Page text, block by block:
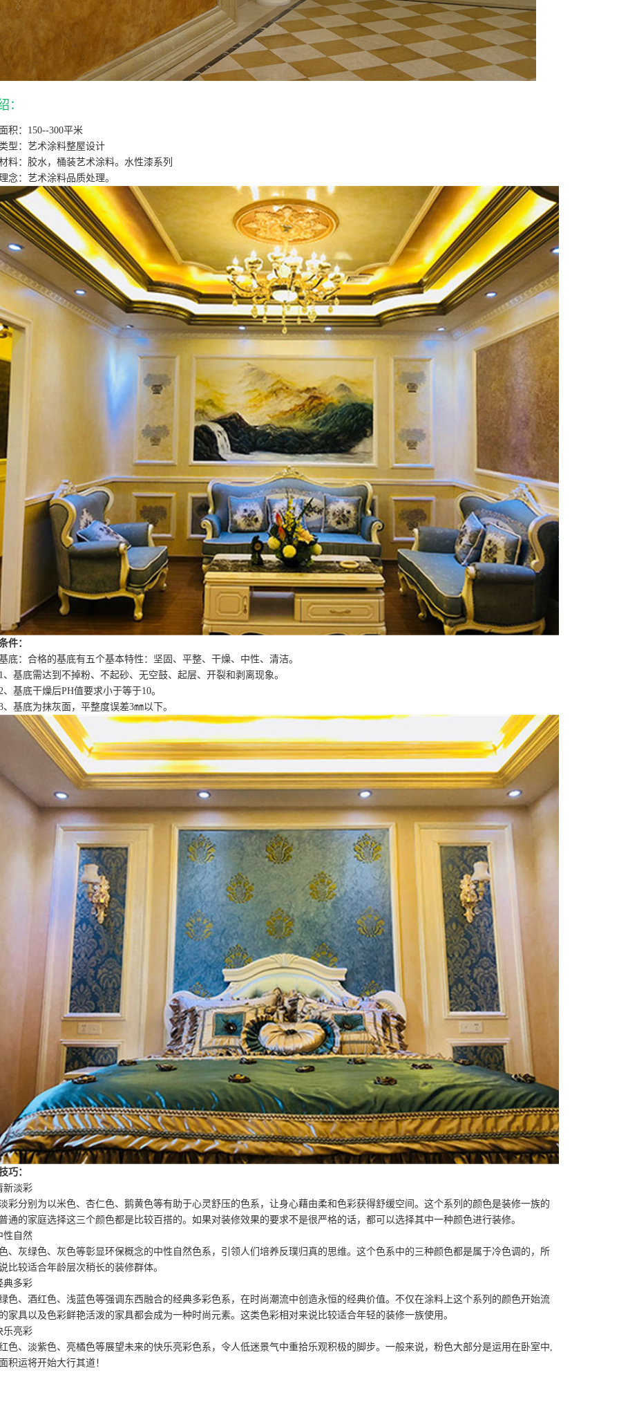
：
积：150--300平米
型：艺术涂料整屋设计
料：胶水，桶装艺术涂料。水性漆系列
念：艺术涂料品质处理。
件：
合格的基底有五个基本特性：坚固、平整、干燥、中性、清洁。
底需达到不掉粉、不起砂、无空鼓、起层、开裂和剥离现象。
底干燥后PH值要求小于等于10。
底为抹灰面，平整度误差3㎜以下。
巧：
新淡彩
彩分别为以米色、杏仁色、鹅黄色等有助于心灵舒压的色系，让身心藉由柔和色彩获得舒缓空间。这个系列的颜色是装修一族的
通的家庭选择这三个颜色都是比较百搭的。如果对装修效果的要求不是很严格的话，都可以选择其中一种颜色进行装修。
性自然
、灰绿色、灰色等彰显环保概念的中性自然色系，引领人们培养反璞归真的思维。这个色系中的三种颜色都是属于冷色调的，所
比较适合年龄层次稍长的装修群体。
典多彩
色、酒红色、浅蓝色等强调东西融合的经典多彩色系，在时尚潮流中创造永恒的经典价值。不仅在涂料上这个系列的颜色开始流
家具以及色彩鲜艳活泼的家具都会成为一种时尚元素。这类色彩相对来说比较适合年轻的装修一族使用。
乐亮彩
色、淡紫色、亮橘色等展望未来的快乐亮彩色系，令人低迷景气中重拾乐观积极的脚步。一般来说，粉色大部分是运用在卧室中,
积运将开始大行其道！